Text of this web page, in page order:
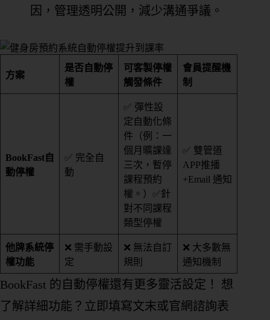
因，管理透明公開，減少溝通爭議。
方案
是否自動停
權
可客製停權
觸發條件
會員提醒機
制
BookFast自
動停權
✅ 完全自
動
✅ 彈性設
定自動化條
件（例：一
個月曠課達
三次，暫停
課程預約
權。）✅針
對不同課程
類型停權
✅ 雙管道
APP推播
+Email 通知
他牌系統停
權功能
❌ 需手動設
定
❌ 無法自訂
規則
❌ 大多數無
通知機制
BookFast 的自動停權還有更多靈活設定！ 想
了解詳細功能？立即填寫文末或官網諮詢表